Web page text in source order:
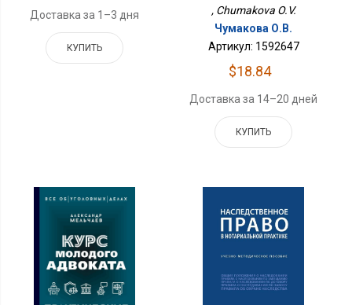
Доставка за 1–3 дня
КУПИТЬ
, Chumakova O.V.
Чумакова О.В.
Артикул: 1592647
$18.84
Доставка за 14–20 дней
КУПИТЬ